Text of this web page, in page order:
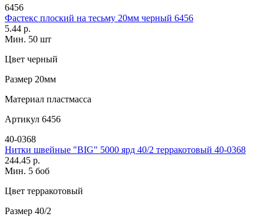
6456
Фастекс плоский на тесьму 20мм черный 6456
5.44 р.
Мин. 50 шт
Цвет черный
Размер 20мм
Материал пластмасса
Артикул 6456
40-0368
Нитки швейные "BIG" 5000 ярд 40/2 терракотовый 40-0368
244.45 р.
Мин. 5 боб
Цвет терракотовый
Размер 40/2